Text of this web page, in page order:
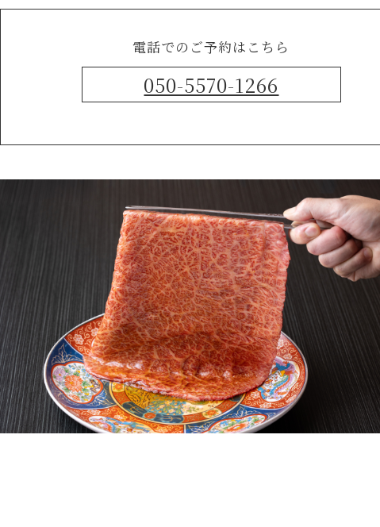
電話でのご予約はこちら
050-5570-1266